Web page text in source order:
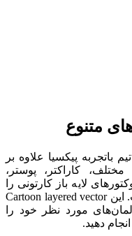
متنوع
پیکسیا علاوه بر
کاراکتر، پوستر،
لایه باز کارتونی را
برای شما کاربران عزیز قرار داده است. این Cartoon layered vector
مورد نظر خود را
دهید.